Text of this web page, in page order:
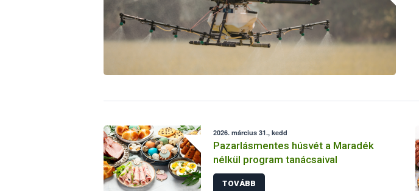
2026. március 31., kedd
Pazarlásmentes húsvét a Maradék
nélkül program tanácsaival
TOVÁBB